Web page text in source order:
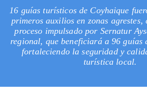
16 guías turísticos de Coyhaique
primeros auxilios en zonas agrestes,
proceso impulsado por Sernatur
regional, que beneficiará a 96 guías
fortaleciendo la seguridad y
turística local.